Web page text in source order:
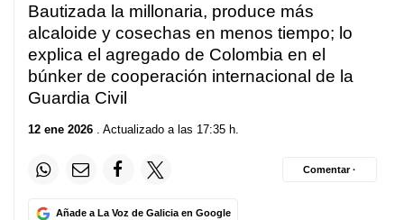
Bautizada la millonaria, produce más
alcaloide y cosechas en menos tiempo; lo
explica el agregado de Colombia en el
búnker de cooperación internacional de la
Guardia Civil
12 ene 2026 . Actualizado a las 17:35 h.
Añade a La Voz de Galicia en Google
Comentar ·